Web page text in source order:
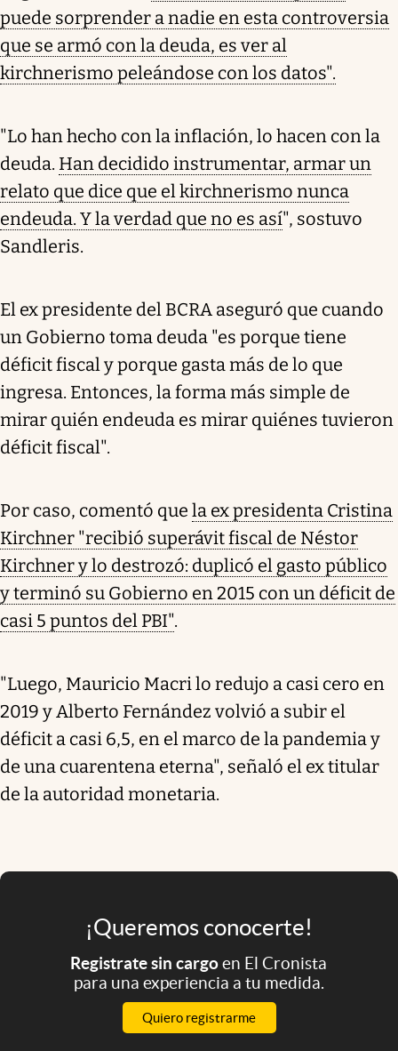
puede sorprender a nadie en esta controversia
que se armó con la deuda, es ver al
kirchnerismo peleándose con los datos".
"Lo han hecho con la inflación, lo hacen con la
deuda. Han decidido instrumentar, armar un
relato que dice que el kirchnerismo nunca
endeuda. Y la verdad que no es así", sostuvo
Sandleris.
El ex presidente del BCRA aseguró que cuando
un Gobierno toma deuda "es porque tiene
déficit fiscal y porque gasta más de lo que
ingresa. Entonces, la forma más simple de
mirar quién endeuda es mirar quiénes tuvieron
déficit fiscal".
Por caso, comentó que la ex presidenta Cristina
Kirchner "recibió superávit fiscal de Néstor
Kirchner y lo destrozó: duplicó el gasto público
y terminó su Gobierno en 2015 con un déficit de
casi 5 puntos del PBI".
"Luego, Mauricio Macri lo redujo a casi cero en
2019 y Alberto Fernández volvió a subir el
déficit a casi 6,5, en el marco de la pandemia y
de una cuarentena eterna", señaló el ex titular
de la autoridad monetaria.
¡Queremos conocerte!
Registrate sin cargoen El Cronista
para una experiencia a tu medida.
Quiero registrarme